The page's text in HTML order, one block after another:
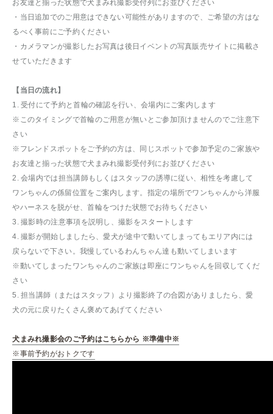
お友達と揃った状態で犬まみれ撮影受付列にお並びください
・当日追加でのご用意はできない可能性がありますので、ご希望の方はな
るべく事前にご予約ください
・カメラマンが撮影したお写真は後日イベントの写真販売サイトに掲載さ
せていただきます
【当日の流れ】
1. 受付にて予約と首輪の確認を行い、会場内にご案内します
※このタイミングで首輪のご用意が無いとご参加頂けませんのでご注意下
さい
※フレンドスポットをご予約の方は、同じスポットで参加予定のご家族や
お友達と揃った状態で犬まみれ撮影受付列にお並びください
2. 会場内では担当講師もしくはスタッフの誘導に従い、相性を考慮して
ワンちゃんの係留位置をご案内します。指定の場所でワンちゃんから洋服
やハーネスを脱がせ、首輪をつけた状態でお待ちください
3. 撮影時の注意事項を説明し、撮影をスタートします
4. 撮影が開始しましたら、愛犬が途中で動いてしまってもエリア内には
戻らないで下さい。我慢しているわんちゃん達も動いてしまいます
※動いてしまったワンちゃんのご家族は即座にワンちゃんを回収してくだ
さい
5. 担当講師（またはスタッフ）より撮影終了の合図がありましたら、愛
犬の元に戻りたくさん褒めてあげてください
犬まみれ撮影会のご予約はこちらから ※準備中※
※事前予約がおトクです